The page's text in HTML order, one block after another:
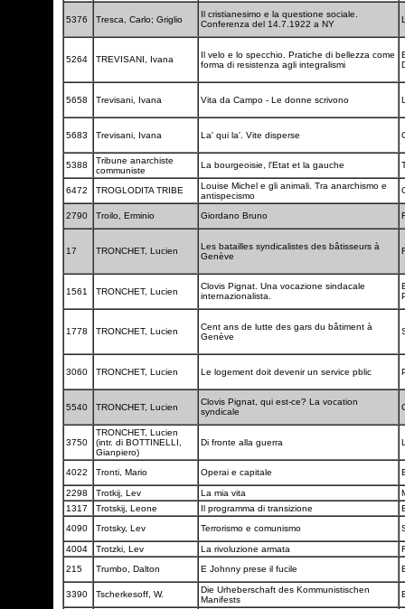
5376 Tresca, Carlo; Griglio
Il cristianesimo e la questione sociale.
Conferenza del 14.7.1922 a NY
5264 TREVISANI, Ivana
Il velo e lo specchio. Pratiche di bellezza come
forma di resistenza agli integralismi
5658 Trevisani, Ivana Vita da Campo - Le donne scrivono
5683 Trevisani, Ivana La' qui la'. Vite disperse
5388
Tribune anarchiste
communiste
La bourgeoisie, l'Etat et la gauche
6472 TROGLODITA TRIBE
Louise Michel e gli animali. Tra anarchismo e
antispecismo
2790 Troilo, Erminio Giordano Bruno
17 TRONCHET, Lucien
Les batailles syndicalistes des bâtisseurs à
Genève
1561 TRONCHET, Lucien
Clovis Pignat. Una vocazione sindacale
internazionalista.
1778 TRONCHET, Lucien
Cent ans de lutte des gars du bâtiment à
Genève
3060 TRONCHET, Lucien Le logement doit devenir un service pblic
5540 TRONCHET, Lucien
Clovis Pignat, qui est-ce? La vocation
syndicale
3750
TRONCHET, Lucien
(intr. di BOTTINELLI,
Gianpiero)
Di fronte alla guerra
4022 Tronti, Mario Operai e capitale
2298 Trotkij, Lev La mia vita
1317
Trotskij, Leone Il programma di transizione
4090
Trotsky, Lev Terrorismo e comunismo
4004 Trotzki, Lev La rivoluzione armata
215
Trumbo, Dalton E Johnny prese il fucile
3390 Tscherkesoff, W.
Die Urheberschaft des Kommunistischen
Manifests